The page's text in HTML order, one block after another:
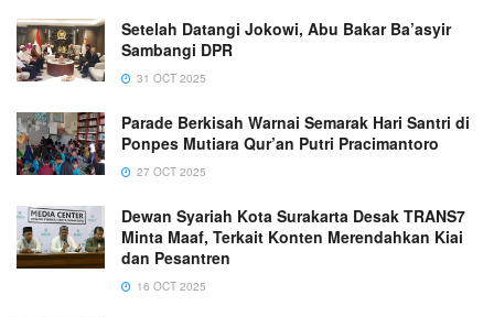
Setelah Datangi Jokowi, Abu Bakar Ba’asyir
Sambangi DPR
31 OCT 2025
Parade Berkisah Warnai Semarak Hari Santri di
Ponpes Mutiara Qur’an Putri Pracimantoro
27 OCT 2025
Dewan Syariah Kota Surakarta Desak TRANS7
Minta Maaf, Terkait Konten Merendahkan Kiai
dan Pesantren
16 OCT 2025